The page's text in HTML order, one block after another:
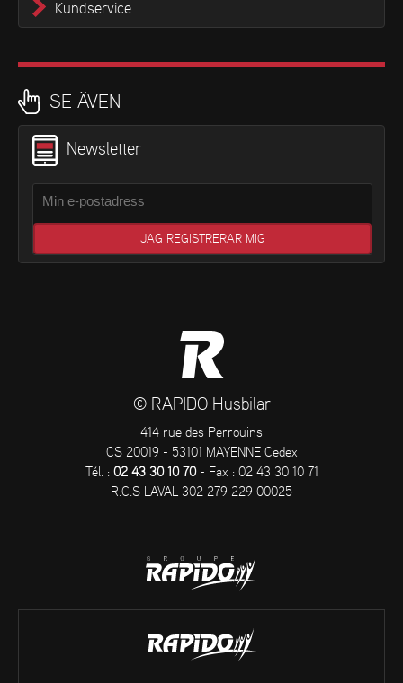
Kundservice
SE ÄVEN
Newsletter
© RAPIDO Husbilar
414 rue des Perrouins
CS 20019 - 53101 MAYENNE Cedex
Tél. : 02 43 30 10 70- Fax : 02 43 30 10 71
R.C.S LAVAL 302 279 229 00025